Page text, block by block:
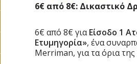
6€ από 8€: Δικαστικό
6€ από 8€ γιαΕίσοδο 1
Ετυμηγορία», ένα
Merriman, για τα όρια